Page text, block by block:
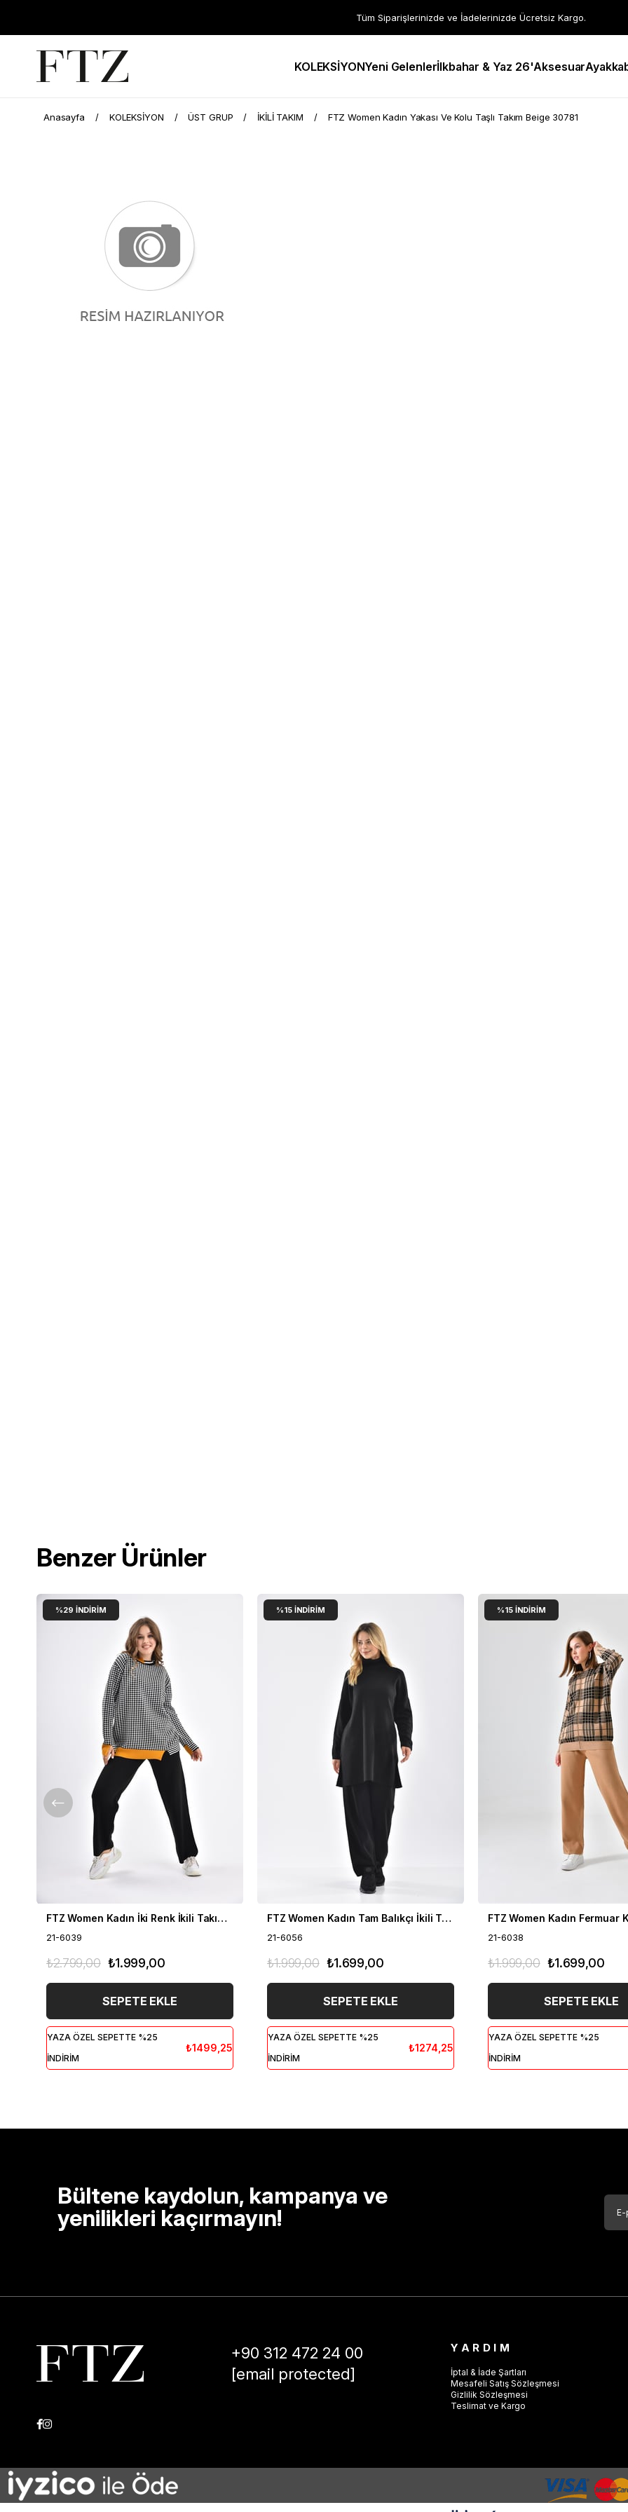
Tüm Siparişlerinizde ve İadelerinizde Ücretsiz Kargo.
KOLEKSİYONYeni Gelenlerİlkbahar & Yaz 26'Aksesuar
Anasayfa KOLEKSİYON ÜST GRUP İKİLİ TAKIM FTZ Women Kadın Yakası Ve Kolu Taşlı Takım Beige 30781
Benzer Ürünler
FTZ Women Kadın İki Renk İkili Takım Siyah 21-6039
21-6039
₺1.999,00
₺2.799,00
SEPETE EKLE
YAZA ÖZEL SEPETTE %25
İNDİRİM
₺1499,25
%29 İNDIRIM
FTZ Women Kadın Tam Balıkçı İkili Takım Siyah 21-6056
21-6056
₺1.699,00
₺1.999,00
SEPETE EKLE
YAZA ÖZEL SEPETTE %25
İNDİRİM
₺1274,25
%15 İNDIRIM
21-6038
₺1.699,00
₺1.999,00
SEPETE EKLE
YAZA ÖZEL SEPETTE %25
İNDİRİM
%15 İNDIRIM
Bültene kaydolun, kampanya ve
yenilikleri kaçırmayın!
+90 312 472 24 00
[email protected]
YARDIM
İptal & İade Şartları
Mesafeli Satış Sözleşmesi
Gizlilik Sözleşmesi
Teslimat ve Kargo